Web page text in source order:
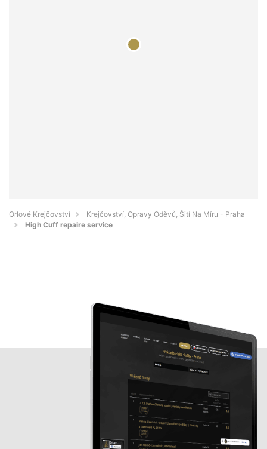
Orlové Krejčovství
Krejčovství, Opravy Oděvů, Šití Na Míru - Praha
High Cuff repaire service